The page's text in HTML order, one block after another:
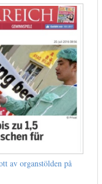
av organstölden på